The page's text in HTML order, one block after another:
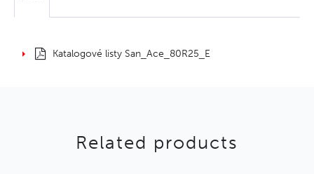
Katalogové listy San_Ace_80R25_E
Related products